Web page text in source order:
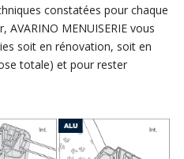
constatées pour chaque
MENUISERIE vous
soit en rénovation, soit en
totale) et pour rester